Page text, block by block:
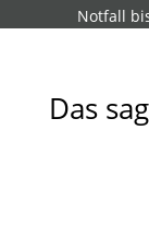
Notfall
Das